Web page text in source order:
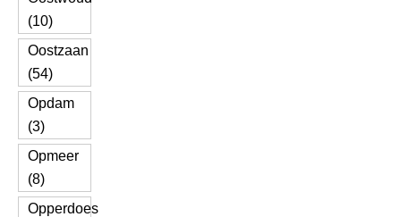
(10)
Oostzaan
(54)
Opdam
(3)
Opmeer
(8)
Opperdoes